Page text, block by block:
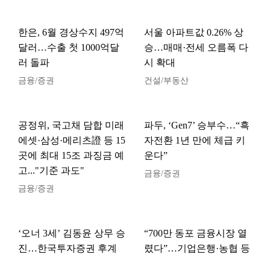
한은, 6월 경상수지 497억
달러…수출 첫 1000억달
러 돌파
금융/증권
서울 아파트값 0.26% 상
승…매매·전세 오름폭 다
시 확대
건설/부동산
공정위, 국고채 담합 미래
에셋·삼성·메리츠證 등 15
곳에 최대 15조 과징금 예
고..."기준 과도"
금융/증권
파두, ‘Gen7’ 승부수…“흑
자전환 1년 만에 체급 키
운다”
금융/증권
‘오너 3세’ 김동윤 상무 승
진…한국투자증권 후계
“700만 동포 금융시장 열
렸다”…기업은행·농협 등